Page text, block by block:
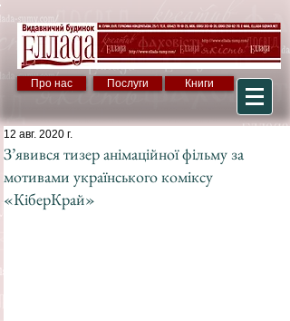
Про нас Послуги Книги
З’явився тизер анімаційної фільму за
мотивами українського коміксу
«КіберКрай»
12 авг. 2020 г.